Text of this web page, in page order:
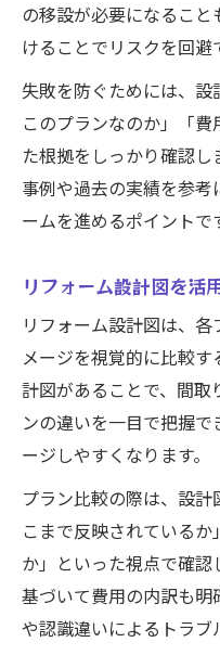
の移設が必要になるこ
けることでリスクを回避
失敗を防ぐためには、
このプランなのか」「
た根拠をしっかり確認
事例や過去の実績を参
ームを進めるポイントで
リフォーム設計図を活
リフォーム設計図は、
メージを視覚的に比較
計図があることで、間
ンの違いを一目で把握
ージしやすくなります。
プラン比較の際は、設
こまで反映されている
か」といった視点で確
基づいて費用の内訳も
や認識違いによるトラブ